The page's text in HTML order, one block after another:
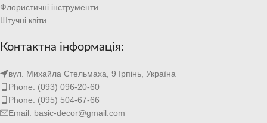
Флористичні інструменти
Штучні квіти
Контактна інформація:
вул. Михайла Стельмаха, 9 Ірпінь, Україна
Phone: (093) 096-20-60
Phone: (095) 504-67-66
Email: basic-decor@gmail.com